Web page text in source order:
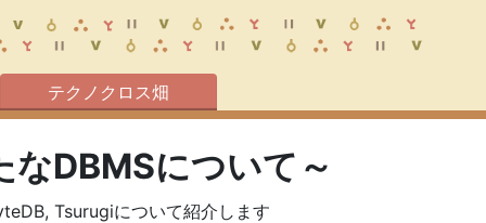
テクノクロス畑
なDBMSについて～
Tsurugiについて紹介します